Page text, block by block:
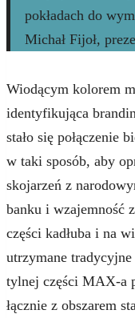
pokładach do
Michał Fijoł,
Wiodącym kolorem
identyfikująca
stało się połączenie
w taki sposób, aby
skojarzeń z
banku i wzajemność
części kadłuba i na
utrzymane
tylnej części MAX-a
łącznie z obszarem